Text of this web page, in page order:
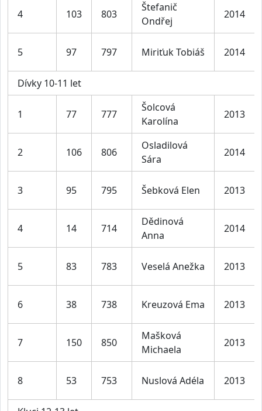
4 103 803
Štefanič
Ondřej
2014
5 97 797 Miriťuk Tobiáš 2014
Dívky 10-11 let
1 77 777
Šolcová
Karolína
2013
2 106 806
Osladilová
Sára
2014
3 95 795 Šebková Elen 2013
4 14 714
Dědinová
Anna
2014
5 83 783 Veselá Anežka 2013
6 38 738 Kreuzová Ema 2013
7 150 850
Mašková
Michaela
2013
8 53 753 Nuslová Adéla 2013